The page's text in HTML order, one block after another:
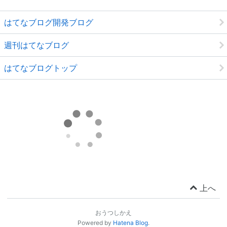
はてなブログ開発ブログ
週刊はてなブログ
はてなブログトップ
上へ
おうつしかえ
Powered by Hatena Blog.